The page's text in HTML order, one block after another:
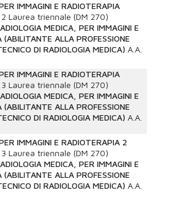
IMMAGINI E RADIOTERAPIA
2 Laurea triennale (DM 270)
MEDICA, PER IMMAGINI E
(ABILITANTE ALLA PROFESSIONE
DI RADIOLOGIA MEDICA) A.A.
IMMAGINI E RADIOTERAPIA
3 Laurea triennale (DM 270)
MEDICA, PER IMMAGINI E
(ABILITANTE ALLA PROFESSIONE
DI RADIOLOGIA MEDICA) A.A.
IMMAGINI E RADIOTERAPIA 2
3 Laurea triennale (DM 270)
MEDICA, PER IMMAGINI E
(ABILITANTE ALLA PROFESSIONE
DI RADIOLOGIA MEDICA) A.A.